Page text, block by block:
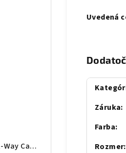
Samsung SET WindFree™ 1-Way Cassette + Dekoračný panel - vnútorná jednotka
Uvedená
Záruka:
Farba:
Rozmer: